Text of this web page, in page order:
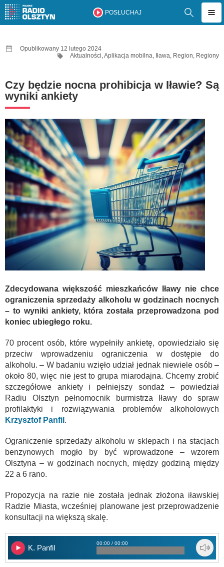
POSŁUCHAJ
Opublikowany 12 lutego 2024
Aktualności,Aplikacja mobilna, Iława, Region, Regiony
Czy będzie nocna prohibicja w Iławie? Są
wyniki ankiety
Zdecydowana większość mieszkańców Iławy nie chce
ograniczenia sprzedaży alkoholu w godzinach nocnych
– to wyniki ankiety, która została przeprowadzona pod
koniec ubiegłego roku.
70 procent osób, które wypełniły ankietę, opowiedziało się
przeciw wprowadzeniu ograniczenia w dostępie do
alkoholu. – W badaniu wzięło udział jednak niewiele osób –
około 80, więc nie jest to grupa miarodajna. Chcemy zrobić
szczegółowe ankiety i pełniejszy sondaż – powiedział
Radiu Olsztyn pełnomocnik burmistrza Iławy do spraw
profilaktyki i rozwiązywania problemów alkoholowych
Krzysztof Panfil .
Ograniczenie sprzedaży alkoholu w sklepach i na stacjach
benzynowych mogło by być wprowadzone – wzorem
Olsztyna – w godzinach nocnych, między godziną między
22 a 6 rano.
Propozycja na razie nie została jednak złożona iławskiej
Radzie Miasta, wcześniej planowane jest przeprowadzenie
konsultacji na większą skalę.
K. Panfil
00:00 / 00:00